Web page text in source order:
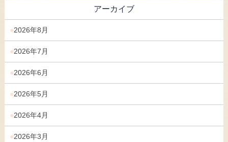
アーカイブ
2026年8月
2026年7月
2026年6月
2026年5月
2026年4月
2026年3月